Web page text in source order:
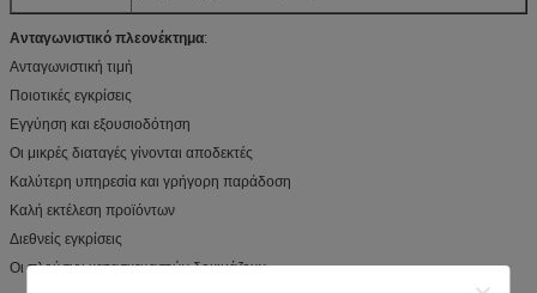
Ανταγωνιστικό πλεονέκτημα:
Ανταγωνιστική τιμή
Ποιοτικές εγκρίσεις
Εγγύηση και εξουσιοδότηση
Οι μικρές διαταγές γίνονται αποδεκτές
Καλύτερη υπηρεσία και γρήγορη παράδοση
Καλή εκτέλεση προϊόντων
Διεθνείς εγκρίσεις
Οι πλούσιοι κατασκευαστών δοκιμάζουν